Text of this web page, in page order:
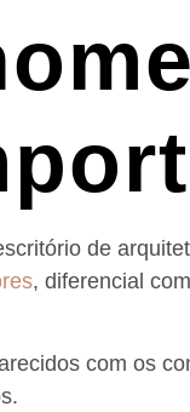
de
, diferencial
com os